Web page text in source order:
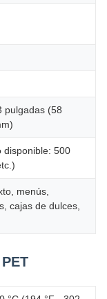
pulgadas (58
disponible: 500
menús,
cajas de dulces,